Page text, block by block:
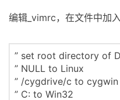
编辑_vimrc，在文件中加
” set root directory of
” NULL to Linux
” /cygdrive/c to cygwin
” C: to Win32